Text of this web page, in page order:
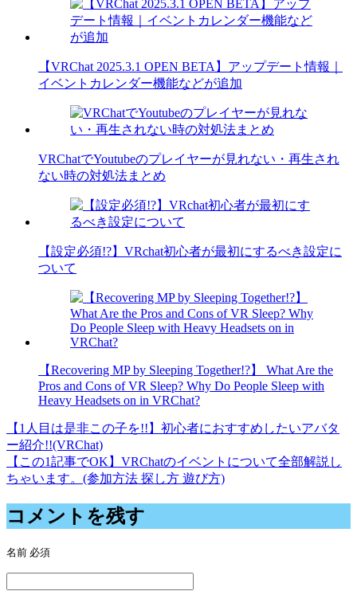
【VRChat 2025.3.1 OPEN BETA】アップデート情報｜
イベントカレンダー機能などが追加
VRChatでYoutubeのプレイヤーが見れない・再生され
ない時の対処法まとめ
【設定必須!?】VRchat初心者が最初にするべき設定に
ついて
【Recovering MP by Sleeping Together!?】 What Are the
Pros and Cons of VR Sleep? Why Do People Sleep with
Heavy Headsets on in VRChat?
投
稿
ナ
ビ
ゲ
ー
シ
【1人目は是非この子を!!】初心者におすすめしたいアバタ
ー紹介!!(VRChat)
【この1記事でOK】VRChatのイベントについて全部解説し
ちゃいます。(参加方法 探し方 遊び方)
コメントを残す
名前 必須